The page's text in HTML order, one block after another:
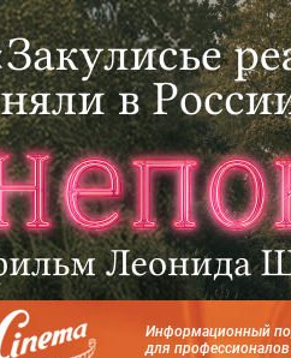
Информационный
для